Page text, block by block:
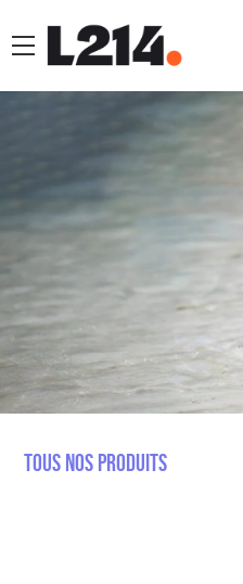
menu
Tous nos produits